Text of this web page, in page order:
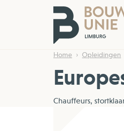
Home Opleidingen
Chauffeurs,